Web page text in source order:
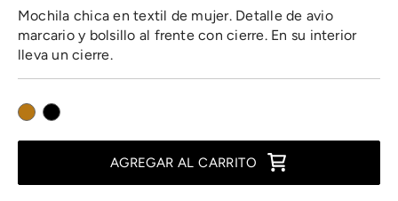
Mochila chica en textil de mujer. Detalle de avio
marcario y bolsillo al frente con cierre. En su interior
lleva un cierre.
AGREGAR AL CARRITO